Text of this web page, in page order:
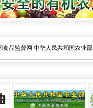
食品监督网 中华人民共和国农业部